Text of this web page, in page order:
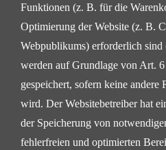
Funktionen (z. B. für die
Optimierung derWebsite (z. B.
Webpublikums) erforderlich
werden aufGrundlage von Art.
gespeichert, sofern keine andere
wird. Der Websitebetreiber hat
der Speicherung von
fehlerfreien und optimierten